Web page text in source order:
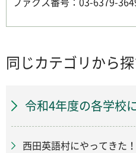
同じカテゴリから
令和4年度の各学校
西田英語村にやってきた